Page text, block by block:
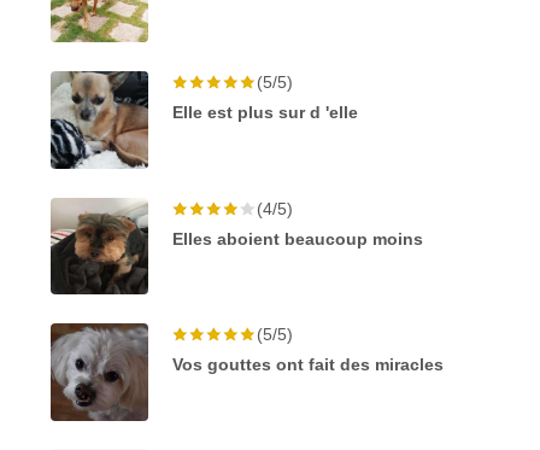
(5/5)
Elle est plus sur d 'elle
(4/5)
Elles aboient beaucoup moins
(5/5)
Vos gouttes ont fait des miracles